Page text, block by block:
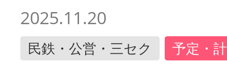
2025.11.20
民鉄・公営・三セク 予定・